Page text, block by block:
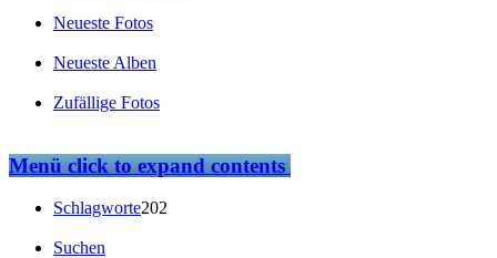
Neueste Fotos
Neueste Alben
Zufällige Fotos
Menüclick to expand contents
Schlagworte202
Suchen